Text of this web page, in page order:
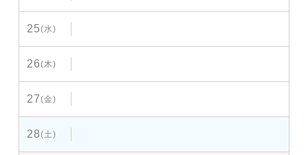
25(水)
26(木)
27(金)
28(土)